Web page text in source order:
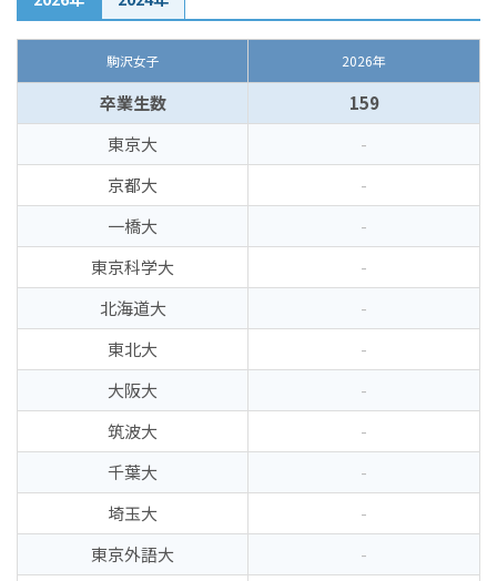
駒沢女子 2026年
卒業生数
159
東京大
-
京都大
-
一橋大
-
東京科学大
-
北海道大
-
東北大
-
大阪大
-
筑波大
-
千葉大
-
埼玉大
-
東京外語大
-